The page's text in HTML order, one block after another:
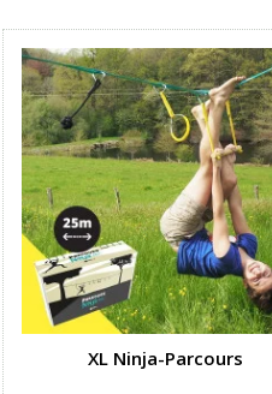
XL Ninja-Parcours